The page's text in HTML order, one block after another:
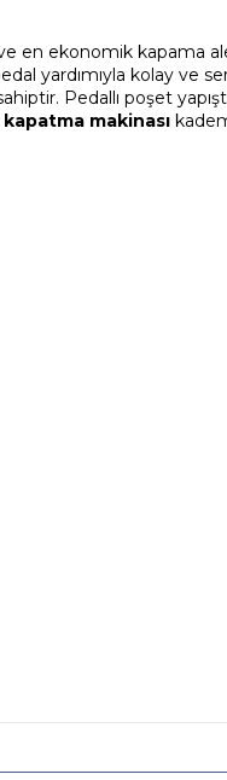
en ekonomik kapama
yardımıyla kolay ve
Pedallı poşet
makinası